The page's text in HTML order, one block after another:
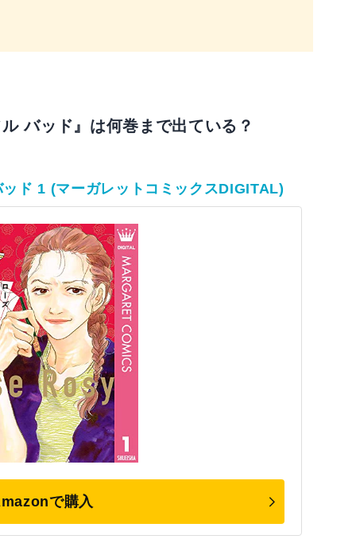
バッド』は何巻まで出ている？
ド 1 (マーガレットコミックスDIGITAL)
で購入